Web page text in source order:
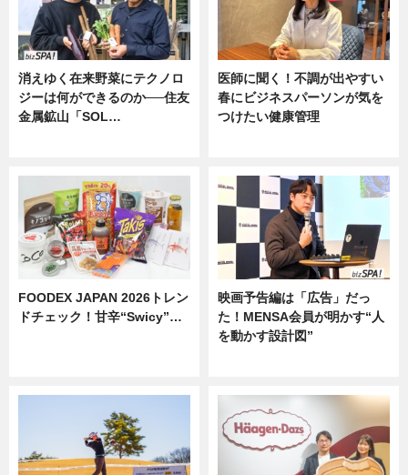
消えゆく在来野菜にテクノロ
ジーは何ができるのか──住友
金属鉱山「SOL…
医師に聞く！不調が出やすい
春にビジネスパーソンが気を
つけたい健康管理
FOODEX JAPAN 2026トレン
ドチェック！甘辛“Swicy”…
映画予告編は「広告」だっ
た！MENSA会員が明かす“人
を動かす設計図”